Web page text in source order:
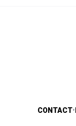
CONTACT•